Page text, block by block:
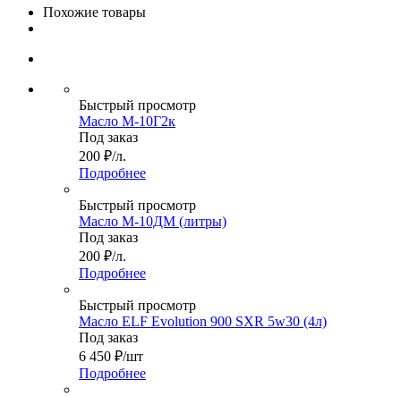
Похожие товары
Быстрый просмотр
Масло М-10Г2к
Под заказ
200 ₽/л.
Подробнее
Быстрый просмотр
Масло М-10ДМ (литры)
Под заказ
200 ₽/л.
Подробнее
Быстрый просмотр
Масло ELF Evolution 900 SXR 5w30 (4л)
Под заказ
6 450 ₽/шт
Подробнее